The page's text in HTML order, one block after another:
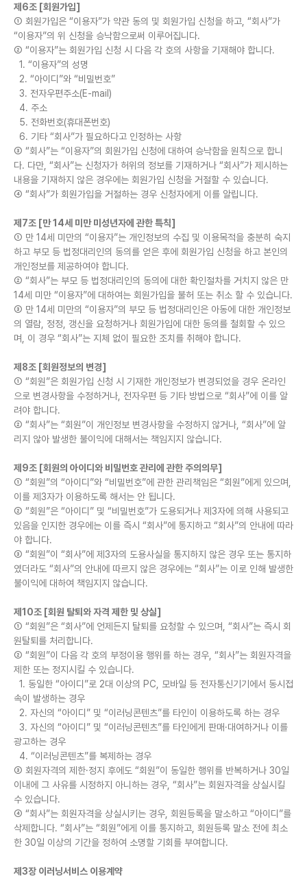
제6조 [회원가입]
① 회원가입은 “이용자”가 약관 동의 및 회원가입 신청을 하고, “회사”가
“이용자”의 위 신청을 승낙함으로써 이루어집니다.
② “이용자”는 회원가입 신청 시 다음 각 호의 사항을 기재해야 합니다.
1. “이용자”의 성명
2. “아이디”와 “비밀번호”
3. 전자우편주소(E-mail)
4. 주소
5. 전화번호(휴대폰번호)
6. 기타 “회사”가 필요하다고 인정하는 사항
③ “회사”는 “이용자”의 회원가입 신청에 대하여 승낙함을 원칙으로 합니
다. 다만, “회사”는 신청자가 허위의 정보를 기재하거나 “회사”가 제시하는
내용을 기재하지 않은 경우에는 회원가입 신청을 거절할 수 있습니다.
④ “회사”가 회원가입을 거절하는 경우 신청자에게 이를 알립니다.
제7조 [만 14세 미만 미성년자에 관한 특칙]
① 만 14세 미만의 “이용자”는 개인정보의 수집 및 이용목적을 충분히 숙지
하고 부모 등 법정대리인의 동의를 얻은 후에 회원가입 신청을 하고 본인의
개인정보를 제공하여야 합니다.
② “회사”는 부모 등 법정대리인의 동의에 대한 확인절차를 거치지 않은 만
14세 미만 “이용자”에 대하여는 회원가입을 불허 또는 취소 할 수 있습니다.
③ 만 14세 미만의 “이용자”의 부모 등 법정대리인은 아동에 대한 개인정보
의 열람, 정정, 갱신을 요청하거나 회원가입에 대한 동의를 철회할 수 있으
며, 이 경우 “회사”는 지체 없이 필요한 조치를 취해야 합니다.
제8조 [회원정보의 변경]
① “회원”은 회원가입 신청 시 기재한 개인정보가 변경되었을 경우 온라인
으로 변경사항을 수정하거나, 전자우편 등 기타 방법으로 “회사”에 이를 알
려야 합니다.
② “회사”는 “회원”이 개인정보 변경사항을 수정하지 않거나, “회사”에 알
리지 않아 발생한 불이익에 대해서는 책임지지 않습니다.
제9조 [회원의 아이디와 비밀번호 관리에 관한 주의의무]
① “회원”의 “아이디”와 “비밀번호”에 관한 관리책임은 “회원”에게 있으며,
이를 제3자가 이용하도록 해서는 안 됩니다.
② “회원”은 “아이디” 및 “비밀번호”가 도용되거나 제3자에 의해 사용되고
있음을 인지한 경우에는 이를 즉시 “회사”에 통지하고 “회사”의 안내에 따라
야 합니다.
③ “회원”이 “회사”에 제3자의 도용사실을 통지하지 않은 경우 또는 통지하
였더라도 “회사”의 안내에 따르지 않은 경우에는 “회사”는 이로 인해 발생한
불이익에 대하여 책임지지 않습니다.
제10조 [회원 탈퇴와 자격 제한 및 상실]
① “회원”은 “회사”에 언제든지 탈퇴를 요청할 수 있으며, “회사”는 즉시 회
원탈퇴를 처리합니다.
② “회원”이 다음 각 호의 부정이용 행위를 하는 경우, “회사”는 회원자격을
제한 또는 정지시킬 수 있습니다.
1. 동일한 “아이디”로 2대 이상의 PC, 모바일 등 전자통신기기에서 동시접
속이 발생하는 경우
2. 자신의 “아이디” 및 “이러닝콘텐츠”를 타인이 이용하도록 하는 경우
3. 자신의 “아이디” 및 “이러닝콘텐츠”를 타인에게 판매·대여하거나 이를
광고하는 경우
4. “이러닝콘텐츠”를 복제하는 경우
③ 회원자격의 제한·정지 후에도 “회원”이 동일한 행위를 반복하거나 30일
이내에 그 사유를 시정하지 아니하는 경우, “회사”는 회원자격을 상실시킬
수 있습니다.
④ “회사”는 회원자격을 상실시키는 경우, 회원등록을 말소하고 “아이디”를
삭제합니다. “회사”는 “회원”에게 이를 통지하고, 회원등록 말소 전에 최소
한 30일 이상의 기간을 정하여 소명할 기회를 부여합니다.
제3장 이러닝서비스 이용계약